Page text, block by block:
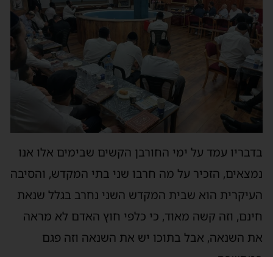
בדבריו עמד על ימי החורבן הקשים שבימים אלו אנו
נמצאים, הזכיר על מה חרבו שני בתי המקדש, והסיבה
העיקרית הוא שבית המקדש השני נחרב בגלל שנאת
חינם, וזה קשה מאוד, כי כלפי חוץ האדם לא מראה
את השנאה, אבל בתוכו יש את השנאה וזה פגם